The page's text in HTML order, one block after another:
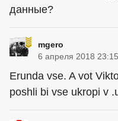
данные?
mgero
6 апреля 2018 23:15
Erunda vse. A vot
poshli bi vse ukropi v